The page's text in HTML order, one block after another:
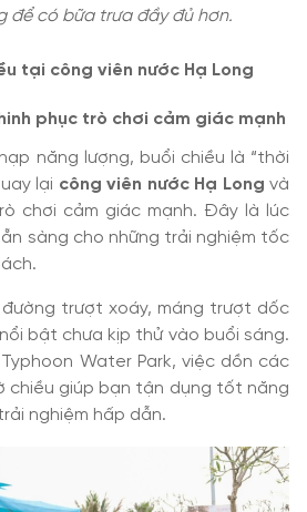
để có bữa trưa đầy đủ hơn.
tại công viên nước Hạ Long
phục trò chơi cảm giác mạnh
năng lượng, buổi chiều là “thời
lại công viên nước Hạ Long và
chơi cảm giác mạnh. Đây là lúc
sàng cho những trải nghiệm tốc
trượt xoáy, máng trượt dốc
bật chưa kịp thử vào buổi sáng.
Water Park, việc dồn các
chiều giúp bạn tận dụng tốt năng
nghiệm hấp dẫn.